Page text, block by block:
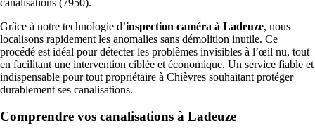
Grâce à notre technologie d’inspection caméra à Ladeuze, nous
localisons rapidement les anomalies sans démolition inutile. Ce
procédé est idéal pour détecter les problèmes invisibles à l’œil nu, tout
en facilitant une intervention ciblée et économique. Un service fiable et
indispensable pour tout propriétaire à Chièvres souhaitant protéger
durablement ses canalisations.
Comprendre vos canalisations à Ladeuze